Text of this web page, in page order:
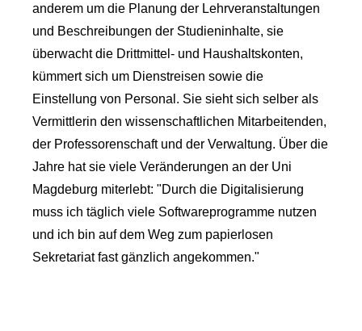
anderem um die Planung der Lehrveranstaltungen
und Beschreibungen der Studieninhalte, sie
überwacht die Drittmittel- und Haushaltskonten,
kümmert sich um Dienstreisen sowie die
Einstellung von Personal. Sie sieht sich selber als
Vermittlerin den wissenschaftlichen Mitarbeitenden,
der Professorenschaft und der Verwaltung. Über die
Jahre hat sie viele Veränderungen an der Uni
Magdeburg miterlebt: "Durch die Digitalisierung
muss ich täglich viele Softwareprogramme nutzen
und ich bin auf dem Weg zum papierlosen
Sekretariat fast gänzlich angekommen."